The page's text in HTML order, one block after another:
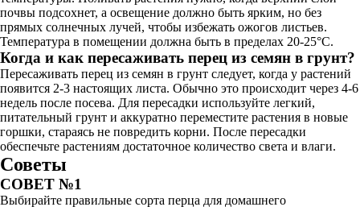
почвы подсохнет, а освещение должно быть ярким, но без
прямых солнечных лучей, чтобы избежать ожогов листьев.
Температура в помещении должна быть в пределах 20-25°C.
Когда и как пересаживать перец из семян в грунт?
Пересаживать перец из семян в грунт следует, когда у растений
появится 2-3 настоящих листа. Обычно это происходит через 4-6
недель после посева. Для пересадки используйте легкий,
питательный грунт и аккуратно переместите растения в новые
горшки, стараясь не повредить корни. После пересадки
обеспечьте растениям достаточное количество света и влаги.
Советы
СОВЕТ №1
Выбирайте правильные сорта перца для домашнего